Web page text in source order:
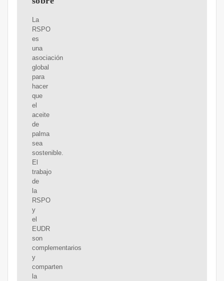
La
RSPO
es
una
asociación
global
para
hacer
que
el
aceite
de
palma
sea
sostenible.
El
trabajo
de
la
RSPO
y
el
EUDR
son
complementarios
y
comparten
la